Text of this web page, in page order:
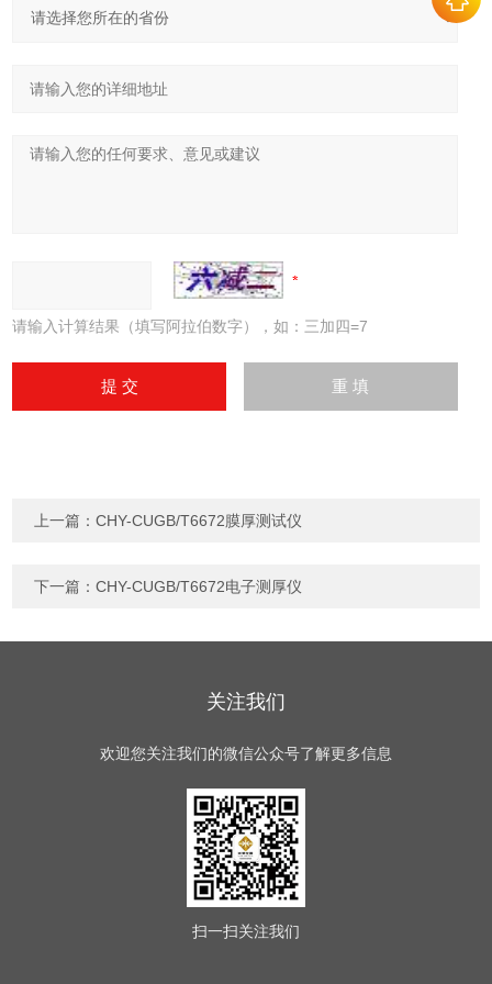
请输入计算结果（填写阿拉伯数字），如：三加四=7
上一篇：CHY-CUGB/T6672膜厚测试仪
下一篇：CHY-CUGB/T6672电子测厚仪
关注我们
欢迎您关注我们的微信公众号了解更多信息
扫一扫关注我们